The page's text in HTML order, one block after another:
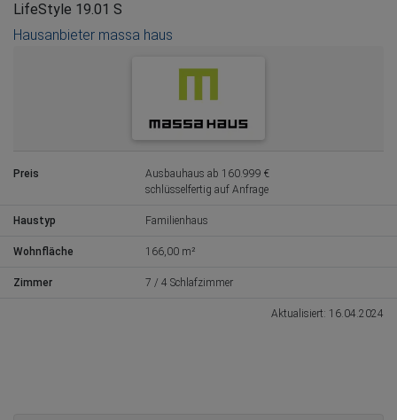
LifeStyle 19.01 S
Hausanbieter massa haus
Preis
Ausbauhaus ab 160.999 €
schlüsselfertig auf Anfrage
Haustyp Familienhaus
Wohnfläche 166,00 m²
Zimmer 7 / 4 Schlafzimmer
Aktualisiert: 16.04.2024